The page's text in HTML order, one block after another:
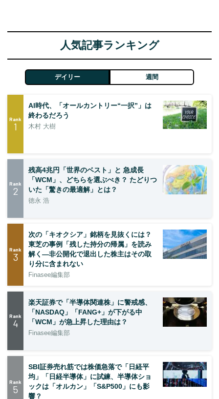
人気記事ランキング
デイリー 週間
Rank
1
AI時代、「オールカントリー“一択”」は
終わるだろう
木村 大樹
Rank
2
残高4兆円「世界のベスト」と 急成長
「WCM」、どちらを選ぶべき？ たどりつ
いた「驚きの最適解」とは？
徳永 浩
Rank
3
次の「キオクシア」銘柄を見抜くには？
東芝の事例「残した持分の帰属」を読み
解く—非公開化で退出した株主はその取
り分に含まれない
Finasee編集部
Rank
4
楽天証券で「半導体関連株」に警戒感、
「NASDAQ」「FANG+」が下がる中
「WCM」が急上昇した理由は？
Finasee編集部
Rank
5
SBI証券売れ筋では株価急落で「日経平
均」「日経半導体」に試練、半導体ショ
ックは「オルカン」「S&P500」にも影
響？